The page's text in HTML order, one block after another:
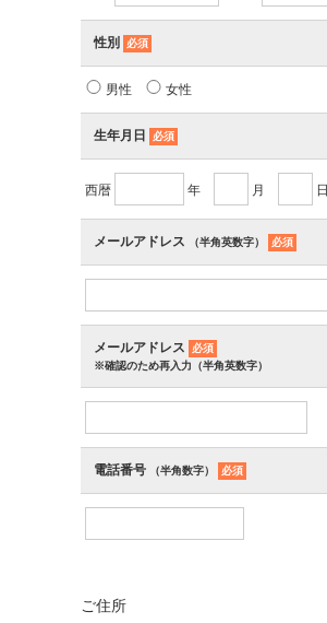
性別 必須
男性 女性
生年月日 必須
西暦 年 月 日
メールアドレス （半角英数字） 必須
メールアドレス
必須
※確認のため再入力（半角英数字）
電話番号 （半角数字） 必須
ご住所